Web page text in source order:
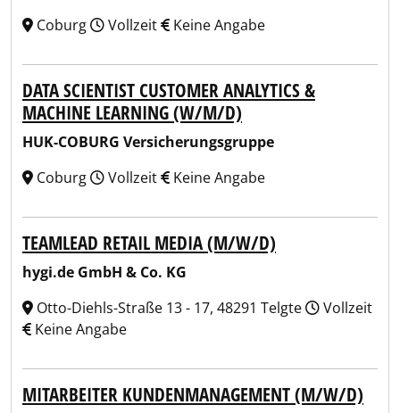
Coburg
Vollzeit Keine Angabe
DATA SCIENTIST CUSTOMER ANALYTICS &
MACHINE LEARNING (W/M/D)
HUK-COBURG Versicherungsgruppe
Coburg
Vollzeit Keine Angabe
TEAMLEAD RETAIL MEDIA (M/W/D)
hygi.de GmbH & Co. KG
Otto-Diehls-Straße 13 - 17, 48291 Telgte
Vollzeit
Keine Angabe
MITARBEITER KUNDENMANAGEMENT (M/W/D)